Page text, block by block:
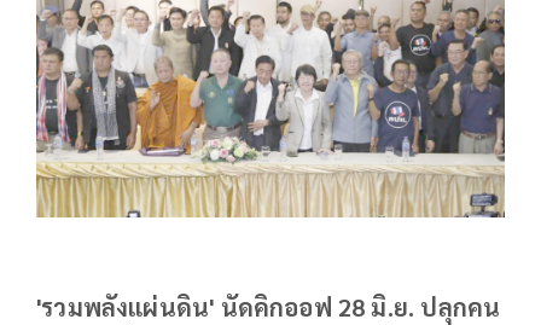
'รวมพลังแผ่นดิน' นัดคิกออฟ 28 มิ.ย. ปลุกคน